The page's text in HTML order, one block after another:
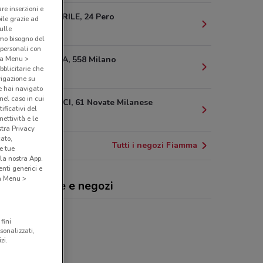
VIA XXV APRILE, 24 Pero
VIA NOVARA, 558 Milano
5.2 km
VIA GRAMSCI, 61 Novate Milanese
6.9 km
Tutti i negozi Fiamma
offerte e negozi
inserzioni e
grazie ad
bisogno del
con
Menu >
che
su
hai navigato
caso in cui
del
e le
Privacy
tue
nostra App.
generici e
Menu >
fini